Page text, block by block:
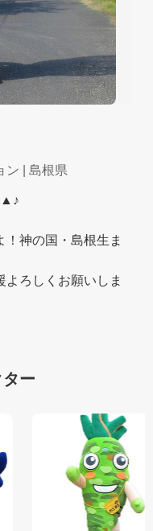
ン | 島根県
神の国・島根生ま
よろしくお願いしま
ー